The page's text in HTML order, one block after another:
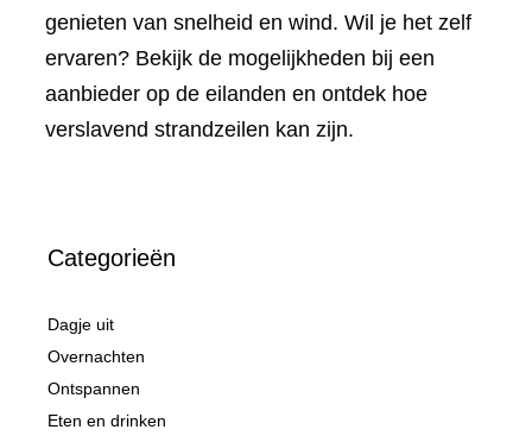
genieten van snelheid en wind. Wil je het zelf
ervaren? Bekijk de mogelijkheden bij een
aanbieder op de eilanden en ontdek hoe
verslavend strandzeilen kan zijn.
Categorieën
Dagje uit
Overnachten
Ontspannen
Eten en drinken